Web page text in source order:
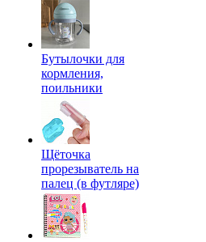
Бутылочки для
кормления,
поильники
Щёточка
прорезыватель на
палец (в футляре)